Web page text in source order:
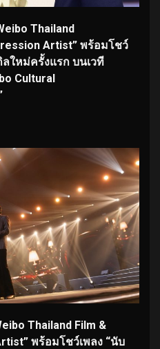
Thailand
Artist” พร้อมโชว์
ลใหม่ครั้งแรก บนเวที
Cultural
Thailand Film &
พร้อมโชว์เพลง “นับ